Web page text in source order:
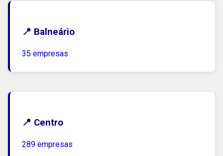
📍 Balneário
35 empresas
📍 Centro
289 empresas